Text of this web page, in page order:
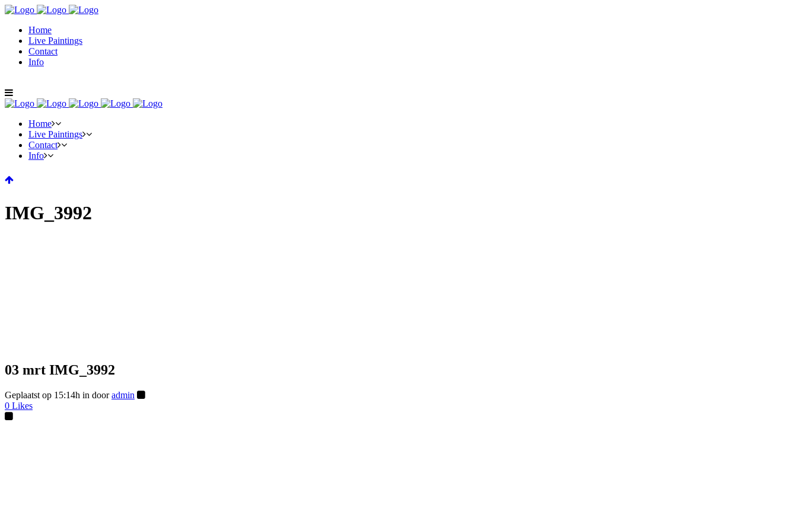
Home
Live Paintings
Contact
Info
Home
Live Paintings
Contact
Info
IMG_3992
03 mrt IMG_3992
Geplaatst op 15:14h in dooradmin
0 Likes